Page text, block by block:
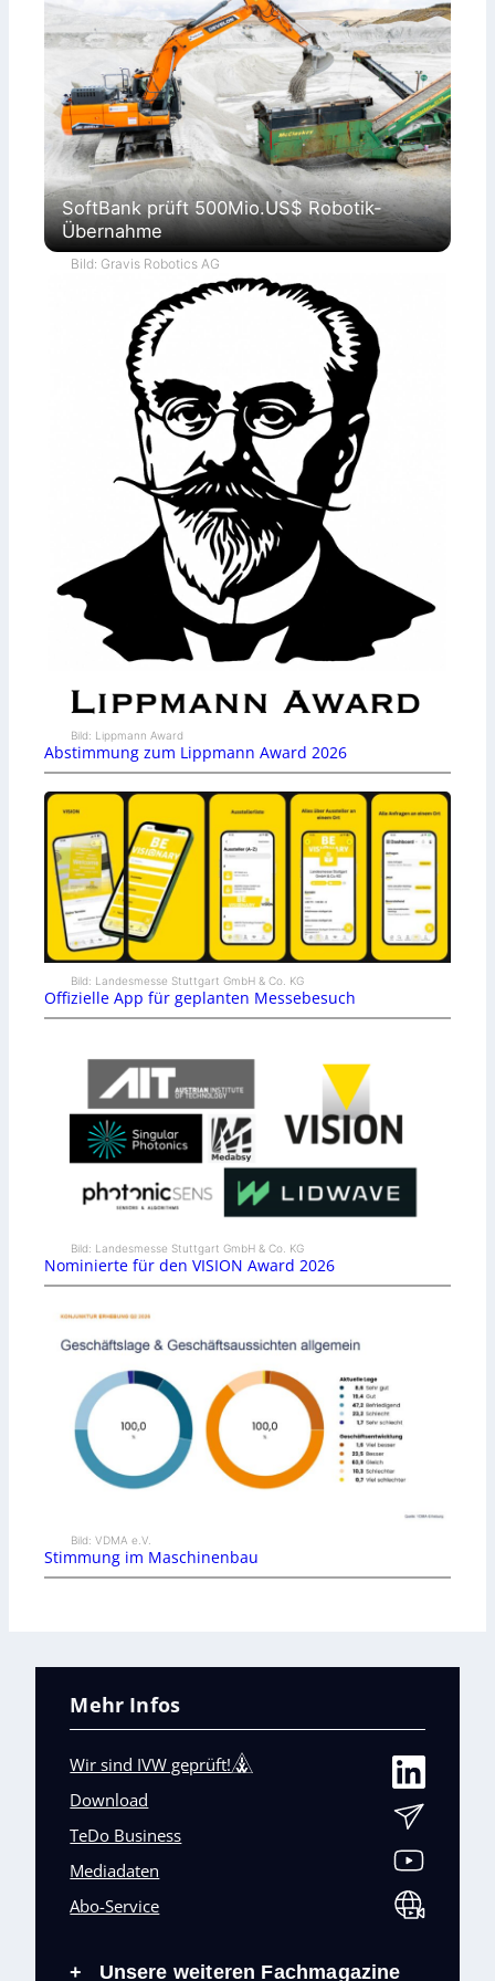
SoftBank prüft 500Mio.US$ Robotik-
Übernahme
Bild: Gravis Robotics AG
Bild: Lippmann Award
Abstimmung zum Lippmann Award 2026
Bild: Landesmesse Stuttgart GmbH & Co. KG
Offizielle App für geplanten Messebesuch
Bild: Landesmesse Stuttgart GmbH & Co. KG
Nominierte für den VISION Award 2026
Bild: VDMA e.V.
Stimmung im Maschinenbau
Mehr Infos
Wir sind IVW geprüft!
Download
TeDo Business
Mediadaten
Abo-Service
+ Unsere weiteren Fachmagazine